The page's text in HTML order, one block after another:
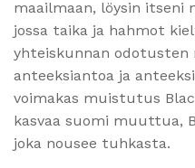
maailmaan, löysin itseni
jossa taika ja hahmot
yhteiskunnan
anteeksiantoa ja
voimakas muistutus
kasvaa suomi muuttua,
joka nousee tuhkasta.